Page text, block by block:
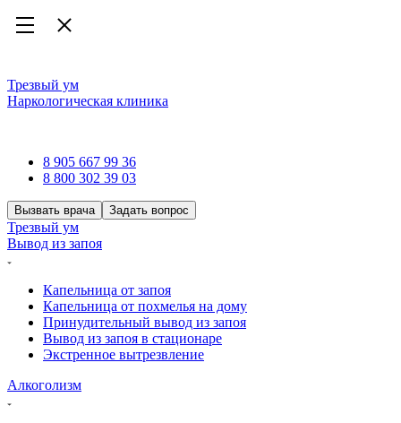
Трезвый ум
Наркологическая клиника
8 905 667 99 36
8 800 302 39 03
Вызвать врача Задать вопрос
Трезвый ум
Вывод из запоя
Капельница от запоя
Капельница от похмелья на дому
Принудительный вывод из запоя
Вывод из запоя в стационаре
Экстренное вытрезвление
Алкоголизм